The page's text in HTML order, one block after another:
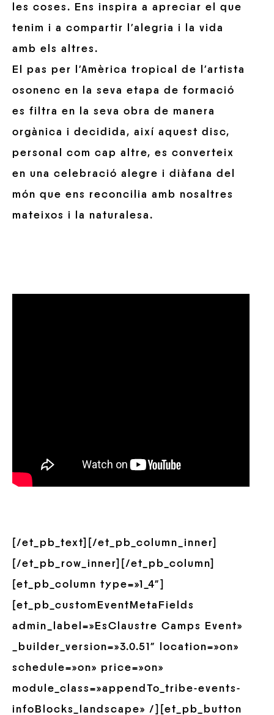
les coses. Ens inspira a apreciar el que
tenim i a compartir l’alegria i la vida
amb els altres.
El pas per l’Amèrica tropical de l’artista
osonenc en la seva etapa de formació
es filtra en la seva obra de manera
orgànica i decidida, així aquest disc,
personal com cap altre, es converteix
en una celebració alegre i diàfana del
món que ens reconcilia amb nosaltres
mateixos i la naturalesa.
[/et_pb_text][/et_pb_column_inner]
[/et_pb_row_inner][/et_pb_column]
[et_pb_column type=»1_4″]
[et_pb_customEventMetaFields
admin_label=»EsClaustre Camps Event»
_builder_version=»3.0.51″ location=»on»
schedule=»on» price=»on»
module_class=»appendTo_tribe-events-
infoBlocks_landscape» /][et_pb_button